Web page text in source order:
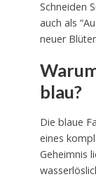
Schneiden
auch als
neuer
blau?
Die blaue
eines
Geheimnis